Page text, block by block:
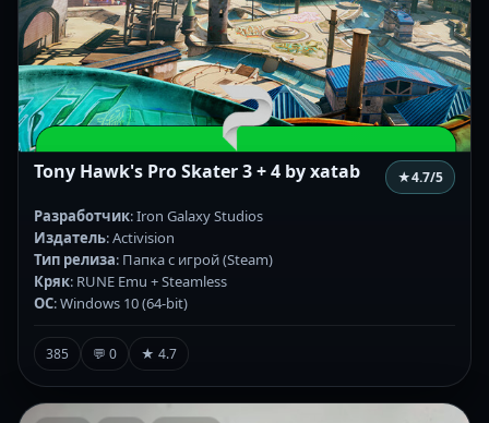
Tony Hawk's Pro Skater 3 + 4 by xatab ★4.7/5
Разработчик: Iron Galaxy Studios
Издатель: Activision
Тип релиза: Папка с игрой (Steam)
Кряк: RUNE Emu + Steamless
ОС: Windows 10 (64-bit)
385 💬 0 ★ 4.7